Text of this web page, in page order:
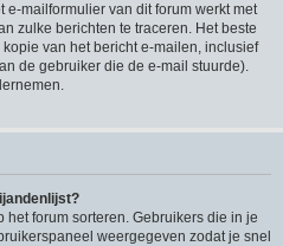
e-mailformulier van dit forum werkt met
zulke berichten te traceren. Het beste
van het bericht e-mailen, inclusief
de gebruiker die de e-mail stuurde).
forum sorteren. Gebruikers die in je
weergegeven zodat je snel